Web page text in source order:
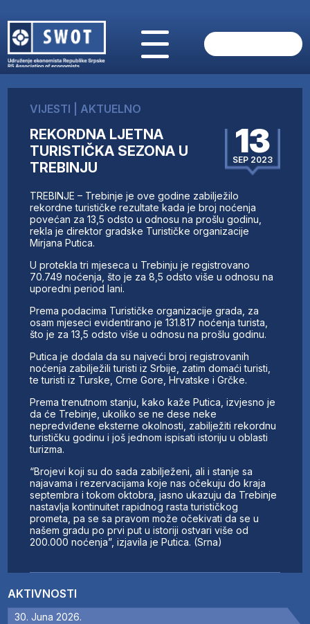
O NAMA
AKTUELNO
ANALIZE
KOMPANIJE
FINANSIJE
IZ STRANIH MEDIJA
AKTIVNOSTI
SWOT INTERVJU
UČLANI SE
KONTAKT
AKTIVNOSTI
30. Juna 2026.
VIJESTI AKTUELNO
REKORDNA LJETNA
TURISTIČKA SEZONA U
TREBINJU
13
SEP 2023
TREBINJE – Trebinje je ove godine zabilježilo
rekordne turističke rezultate kada je broj noćenja
povećan za 13,5 odsto u odnosu na prošlu godinu,
rekla je direktor gradske Turističke organizacije
Mirjana Putica.
U protekla tri mjeseca u Trebinju je registrovano
70.749 noćenja, što je za 8,5 odsto više u odnosu na
uporedni period lani.
Prema podacima Turističke organizacije grada, za
osam mjeseci evidentirano je 131.817 noćenja turista,
što je za 13,5 odsto više u odnosu na prošlu godinu.
Putica je dodala da su najveći broj registrovanih
noćenja zabilježili turisti iz Srbije, zatim domaći turisti,
te turisti iz Turske, Crne Gore, Hrvatske i Grčke.
Prema trenutnom stanju, kako kaže Putica, izvjesno je
da će Trebinje, ukoliko se ne dese neke
nepredviđene eksterne okolnosti, zabilježiti rekordnu
turističku godinu i još jednom ispisati istoriju u oblasti
turizma.
“Brojevi koji su do sada zabilježeni, ali i stanje sa
najavama i rezervacijama koje nas očekuju do kraja
septembra i tokom oktobra, jasno ukazuju da Trebinje
nastavlja kontinuitet rapidnog rasta turističkog
prometa, pa se sa pravom može očekivati da se u
našem gradu po prvi put u istoriji ostvari više od
200.000 noćenja”, izjavila je Putica. (Srna)